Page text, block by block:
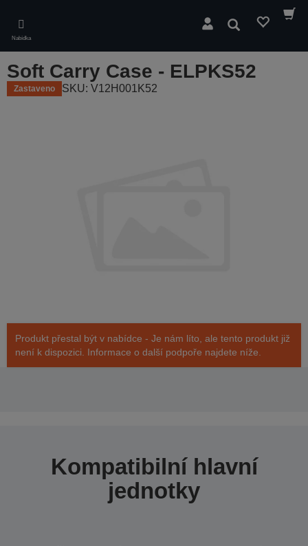
main
content
Nabídka
Hledat
Soft Carry Case - ELPKS52
Zastaveno SKU: V12H001K52
Produkt přestal být v nabídce - Je nám líto, ale tento produkt již
není k dispozici. Informace o další podpoře najdete níže.
Kompatibilní hlavní
jednotky